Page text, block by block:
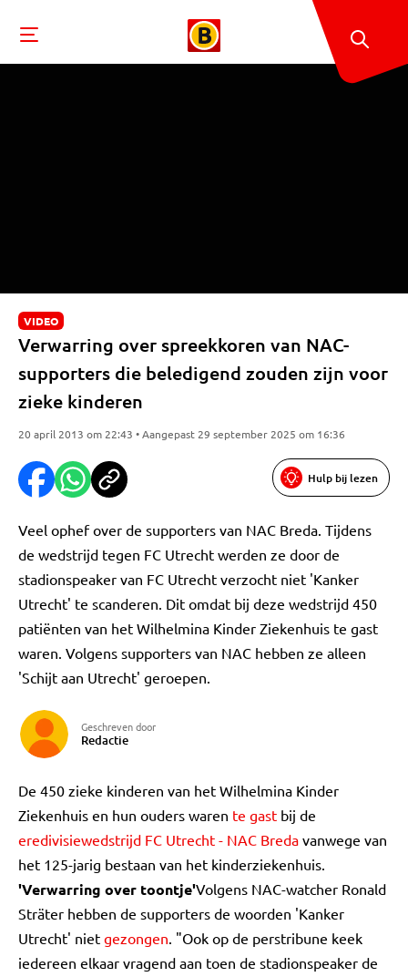
VIDEO
Verwarring over spreekkoren van NAC-
supporters die beledigend zouden zijn voor
zieke kinderen
20 april 2013 om 22:43 • Aangepast 29 september 2025 om 16:36
Hulp bij lezen
Veel ophef over de supporters van NAC Breda. Tijdens
de wedstrijd tegen FC Utrecht werden ze door de
stadionspeaker van FC Utrecht verzocht niet 'Kanker
Utrecht' te scanderen. Dit omdat bij deze wedstrijd 450
patiënten van het Wilhelmina Kinder Ziekenhuis te gast
waren. Volgens supporters van NAC hebben ze alleen
'Schijt aan Utrecht' geroepen.
Geschreven door
Redactie
De 450 zieke kinderen van het Wilhelmina Kinder
Ziekenhuis en hun ouders waren te gast bij de
eredivisiewedstrijd FC Utrecht - NAC Breda vanwege van
het 125-jarig bestaan van het kinderziekenhuis.
'Verwarring over toontje'Volgens NAC-watcher Ronald
Sträter hebben de supporters de woorden 'Kanker
Utrecht' niet gezongen. "Ook op de perstribune keek
iedereen elkaar vragend aan toen de stadionspeaker de